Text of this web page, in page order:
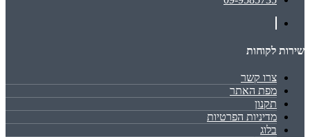
שירות לקוחות
צרו קשר
מפת האתר
תקנון
מדיניות הפרטיות
בלוג